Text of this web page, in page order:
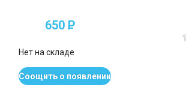
650P
Нет на складе
Соощить о появлении